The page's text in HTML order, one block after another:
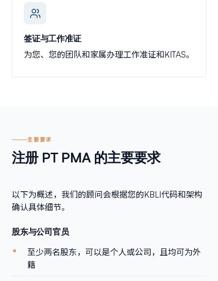
签证与工作准证
为您、您的团队和家属办理工作准证和KITAS。
主要要求
注册 PT PMA 的主要要求
以下为概述，我们的顾问会根据您的KBLI代码和架构
确认具体细节。
股东与公司官员
至少两名股东，可以是个人或公司，且均可为外
籍